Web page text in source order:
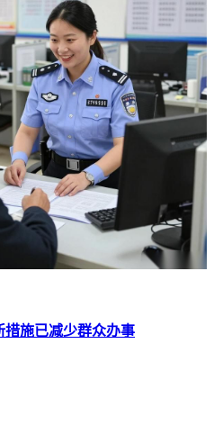
措施已减少群众办事